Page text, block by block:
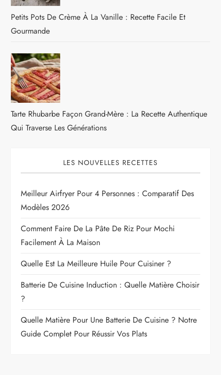
Petits Pots De Crème À La Vanille : Recette Facile Et
Gourmande
Tarte Rhubarbe Façon Grand-Mère : La Recette Authentique
Qui Traverse Les Générations
LES NOUVELLES RECETTES
Meilleur Airfryer Pour 4 Personnes : Comparatif Des
Modèles 2026
Comment Faire De La Pâte De Riz Pour Mochi
Facilement À La Maison
Quelle Est La Meilleure Huile Pour Cuisiner ?
Batterie De Cuisine Induction : Quelle Matière Choisir
?
Quelle Matière Pour Une Batterie De Cuisine ? Notre
Guide Complet Pour Réussir Vos Plats